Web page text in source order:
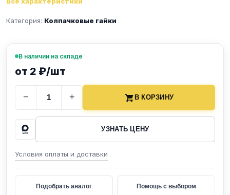
Категория: Колпачковые гайки
В наличии на складе
от 2 ₽/шт
− + В КОРЗИНУ
УЗНАТЬ ЦЕНУ
Условия оплаты и доставки
Подобрать аналог Помощь с выбором